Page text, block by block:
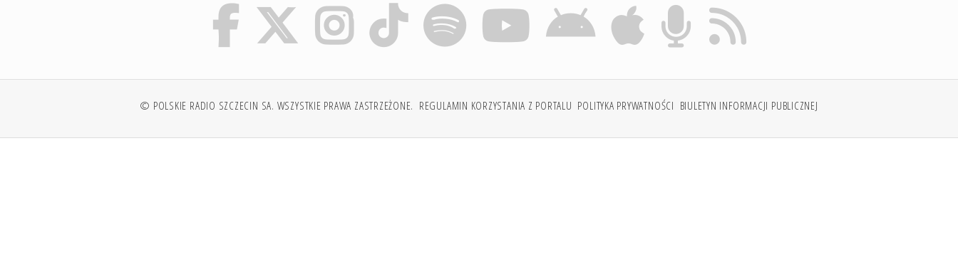
© POLSKIE RADIO SZCZECIN SA. WSZYSTKIE PRAWA ZASTRZEŻONE. REGULAMIN KORZYSTANIA Z PORTALU POLITYKA PRYWATNOŚCI BIULETYN INFORMACJI PUBLICZNEJ